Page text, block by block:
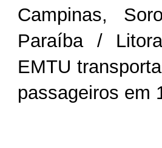
Campinas,
Paraíba /
EMTU
passageiros em